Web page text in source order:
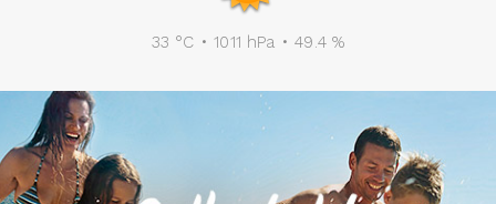
33 °C • 1011 hPa • 49.4 %